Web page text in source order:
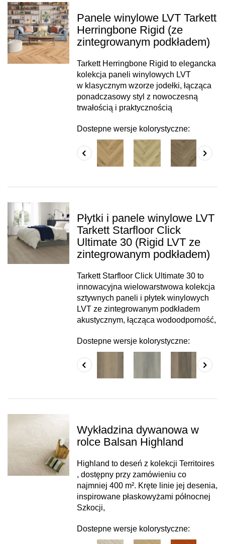
Panele winylowe LVT Tarkett
Herringbone Rigid (ze
zintegrowanym podkładem)
Tarkett Herringbone Rigid to elegancka
kolekcja paneli winylowych LVT
w klasycznym wzorze jodełki, łącząca
ponadczasowy styl z nowoczesną
trwałością i praktycznością
Dostepne wersje kolorystyczne:
Płytki i panele winylowe LVT
Tarkett Starfloor Click
Ultimate 30 (Rigid LVT ze
zintegrowanym podkładem)
Tarkett Starfloor Click Ultimate 30 to
innowacyjna wielowarstwowa kolekcja
sztywnych paneli i płytek winylowych
LVT ze zintegrowanym podkładem
akustycznym, łącząca wodoodporność,
Dostepne wersje kolorystyczne:
Wykładzina dywanowa w
rolce Balsan Highland
Highland to deseń z kolekcji Territoires
, dostępny przy zamówieniu co
najmniej 400 m². Kręte linie jej desenia,
inspirowane płaskowyżami północnej
Szkocji,
Dostepne wersje kolorystyczne: